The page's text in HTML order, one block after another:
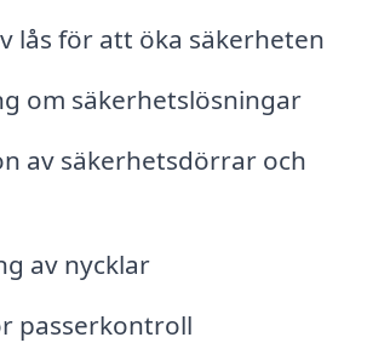
lås för att öka säkerheten
om säkerhetslösningar
av säkerhetsdörrar och
av nycklar
passerkontroll